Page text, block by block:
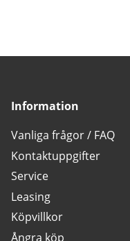
Information
Vanliga frågor / FAQ
Kontaktuppgifter
Service
Leasing
Köpvillkor
Ångra köp